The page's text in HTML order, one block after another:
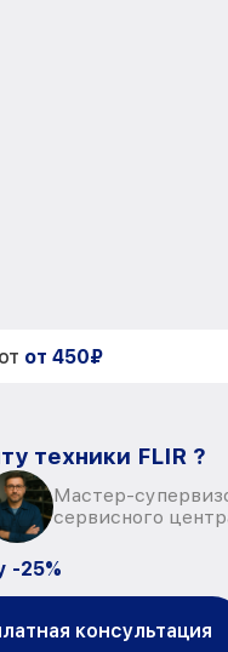
от 450₽
техники FLIR ?
Мастер-
сервисного
-25%
консультация